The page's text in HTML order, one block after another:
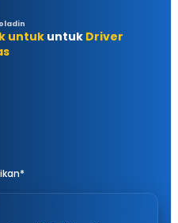
untukuntuk Driver